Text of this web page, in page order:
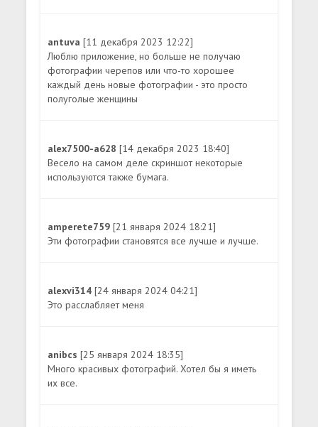
antuva[11 декабря 2023 12:22]
Люблю приложение, но больше не получаю
фотографии черепов или что-то хорошее
каждый день новые фотографии - это просто
полуголые женщины
alex7500-a628[14 декабря 2023 18:40]
Весело на самом деле скриншот некоторые
используются также бумага.
amperete759[21 января 2024 18:21]
Эти фотографии становятся все лучше и лучше.
alexvi314[24 января 2024 04:21]
Это расслабляет меня
anibcs[25 января 2024 18:35]
Много красивых фотографий. Хотел бы я иметь
их все.